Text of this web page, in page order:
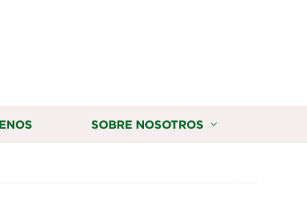
SOBRE NOSOTROS